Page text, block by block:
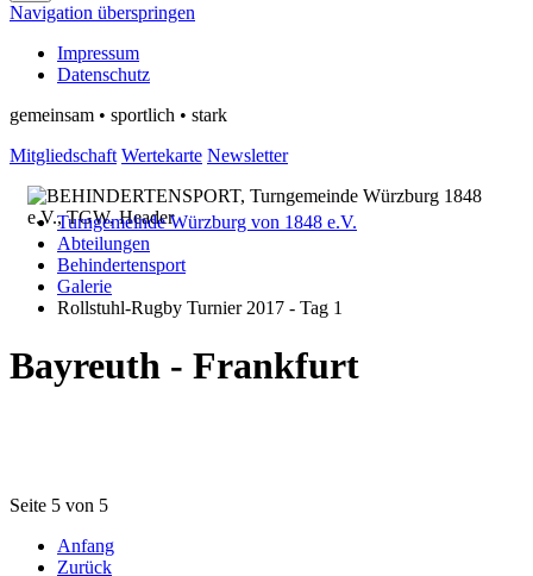
Navigation überspringen
Impressum
Datenschutz
gemeinsam • sportlich • stark
Mitgliedschaft Wertekarte Newsletter
Turngemeinde Würzburg von 1848 e.V.
Abteilungen
Behindertensport
Galerie
Rollstuhl-Rugby Turnier 2017 - Tag 1
Bayreuth - Frankfurt
Seite 5 von 5
Anfang
Zurück